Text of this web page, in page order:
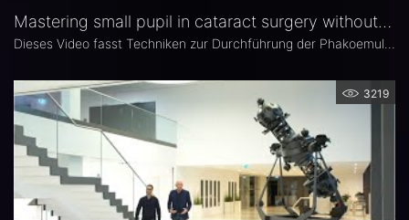
Mastering small pupil in cataract surgery without dilating devices
3219